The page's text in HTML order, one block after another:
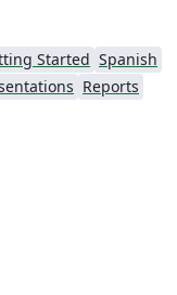
Started Spanish
Reports